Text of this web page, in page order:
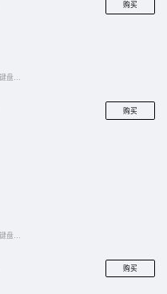
购买
键盘乐器
购买
键盘乐器
购买